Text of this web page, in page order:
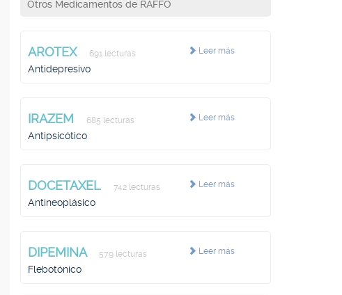
Otros Medicamentos de RAFFO
Leer más
AROTEX 691 lecturas
Antidepresivo
Leer más
IRAZEM 685 lecturas
Antipsicótico
Leer más
DOCETAXEL 742 lecturas
Antineoplásico
Leer más
DIPEMINA 579 lecturas
Flebotónico